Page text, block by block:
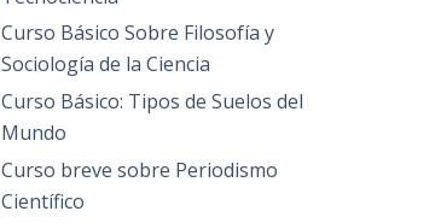
Curso Básico Sobre Filosofía y
Sociología de la Ciencia
Curso Básico: Tipos de Suelos del
Mundo
Curso breve sobre Periodismo
Científico